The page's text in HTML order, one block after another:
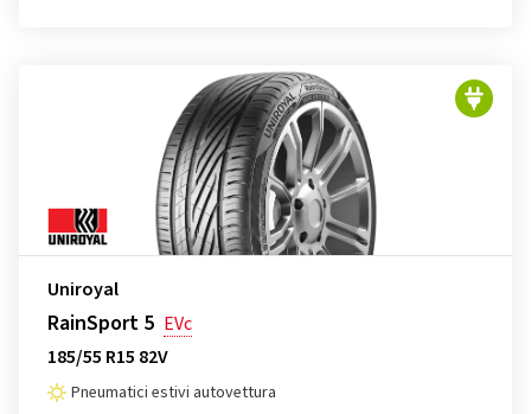
Uniroyal
RainSport 5 EVc
185/55 R15 82V
Pneumatici estivi autovettura